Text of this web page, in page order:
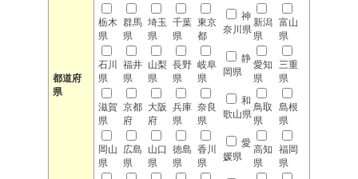
都道府
県
栃木
県
群馬
県
埼玉
県
千葉
県
東京
都
神
奈川県
新潟
県
富山
県
石川
県
福井
県
山梨
県
長野
県
岐阜
県
静
岡県
愛知
県
三重
県
滋賀
県
京都
府
大阪
府
兵庫
県
奈良
県
和
歌山県
鳥取
県
島根
県
岡山
県
広島
県
山口
県
徳島
県
香川
県
愛
媛県
高知
県
福岡
県